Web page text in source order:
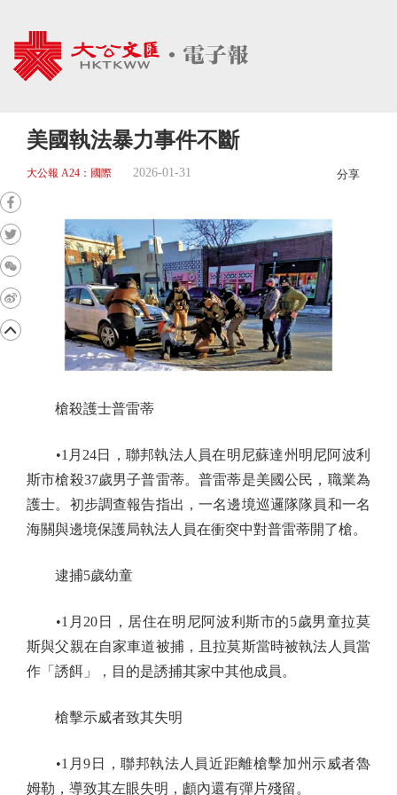
美國執法暴力事件不斷
大公報 A24：國際 2026-01-31 分享
槍殺護士普雷蒂
•1月24日，聯邦執法人員在明尼蘇達州明尼阿波利
斯市槍殺37歲男子普雷蒂。普雷蒂是美國公民，職業為
護士。初步調查報告指出，一名邊境巡邏隊隊員和一名
海關與邊境保護局執法人員在衝突中對普雷蒂開了槍。
逮捕5歲幼童
•1月20日，居住在明尼阿波利斯市的5歲男童拉莫
斯與父親在自家車道被捕，且拉莫斯當時被執法人員當
作「誘餌」，目的是誘捕其家中其他成員。
槍擊示威者致其失明
•1月9日，聯邦執法人員近距離槍擊加州示威者魯
姆勒，導致其左眼失明，顱內還有彈片殘留。